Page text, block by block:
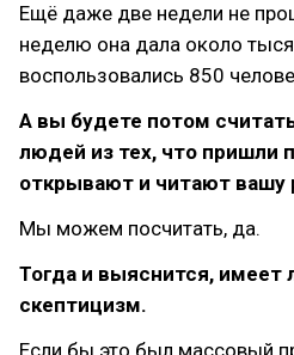
Ещё даже две недели не
неделю она дала около
воспользовались 850
А вы будете потом
людей из тех, что пришли
открывают и читают вашу
Мы можем посчитать, да.
Тогда и выяснится, имеет
скептицизм.
Если бы это был массовый